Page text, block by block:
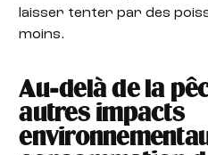
laisser tenter par des
moins.
Au-delà de la
autres impacts